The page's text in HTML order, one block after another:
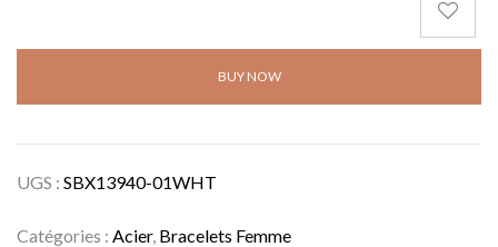
BUY NOW
UGS : SBX13940-01WHT
Catégories : Acier, Bracelets Femme